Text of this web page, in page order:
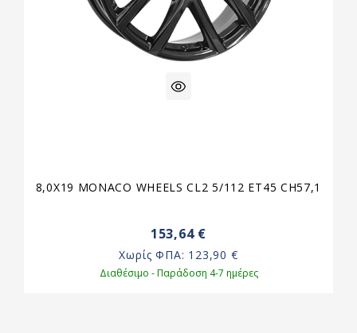
8,0X19 MONACO WHEELS CL2 5/112 ET45 CH57,1
153,64 €
Χωρίς ΦΠΑ: 123,90 €
Διαθέσιμο - Παράδοση 4-7 ημέρες